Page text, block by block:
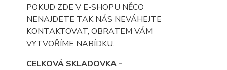
POKUD ZDE V E-SHOPU NĚCO
NENAJDETE TAK NÁS NEVÁHEJTE
KONTAKTOVAT, OBRATEM VÁM
VYTVOŘÍME NABÍDKU.
CELKOVÁ SKLADOVKA -